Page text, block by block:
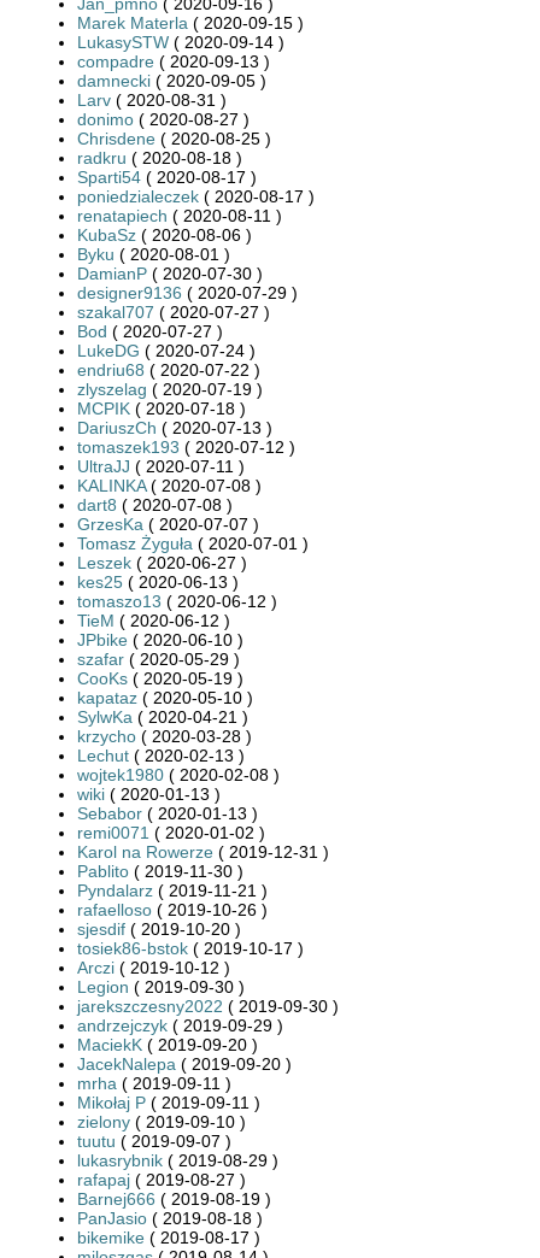
Marek Materla ( 2020-09-15 )
LukasySTW ( 2020-09-14 )
compadre ( 2020-09-13 )
damnecki ( 2020-09-05 )
Larv ( 2020-08-31 )
donimo ( 2020-08-27 )
Chrisdene ( 2020-08-25 )
radkru ( 2020-08-18 )
Sparti54 ( 2020-08-17 )
poniedzialeczek ( 2020-08-17 )
renatapiech ( 2020-08-11 )
KubaSz ( 2020-08-06 )
Byku ( 2020-08-01 )
DamianP ( 2020-07-30 )
designer9136 ( 2020-07-29 )
szakal707 ( 2020-07-27 )
Bod ( 2020-07-27 )
LukeDG ( 2020-07-24 )
endriu68 ( 2020-07-22 )
zlyszelag ( 2020-07-19 )
MCPIK ( 2020-07-18 )
DariuszCh ( 2020-07-13 )
tomaszek193 ( 2020-07-12 )
UltraJJ ( 2020-07-11 )
KALINKA( 2020-07-08 )
dart8 ( 2020-07-08 )
GrzesKa ( 2020-07-07 )
Tomasz Żyguła ( 2020-07-01 )
Leszek ( 2020-06-27 )
kes25 ( 2020-06-13 )
tomaszo13 ( 2020-06-12 )
TieM ( 2020-06-12 )
JPbike ( 2020-06-10 )
szafar ( 2020-05-29 )
CooKs ( 2020-05-19 )
kapataz ( 2020-05-10 )
SylwKa ( 2020-04-21 )
krzycho ( 2020-03-28 )
Lechut ( 2020-02-13 )
wojtek1980 ( 2020-02-08 )
wiki ( 2020-01-13 )
Sebabor ( 2020-01-13 )
remi0071 ( 2020-01-02 )
Karol na Rowerze ( 2019-12-31 )
Pablito ( 2019-11-30 )
Pyndalarz ( 2019-11-21 )
rafaelloso ( 2019-10-26 )
sjesdif ( 2019-10-20 )
tosiek86-bstok ( 2019-10-17 )
Arczi ( 2019-10-12 )
Legion ( 2019-09-30 )
jarekszczesny2022 ( 2019-09-30 )
andrzejczyk ( 2019-09-29 )
MaciekK ( 2019-09-20 )
JacekNalepa ( 2019-09-20 )
mrha ( 2019-09-11 )
Mikołaj P ( 2019-09-11 )
zielony ( 2019-09-10 )
tuutu ( 2019-09-07 )
lukasrybnik ( 2019-08-29 )
rafapaj ( 2019-08-27 )
Barnej666 ( 2019-08-19 )
PanJasio ( 2019-08-18 )
bikemike ( 2019-08-17 )